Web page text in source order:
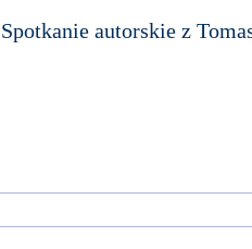
Spotkanie autorskie z